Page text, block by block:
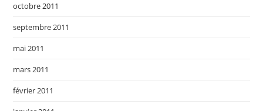
octobre 2011
septembre 2011
mai 2011
mars 2011
février 2011